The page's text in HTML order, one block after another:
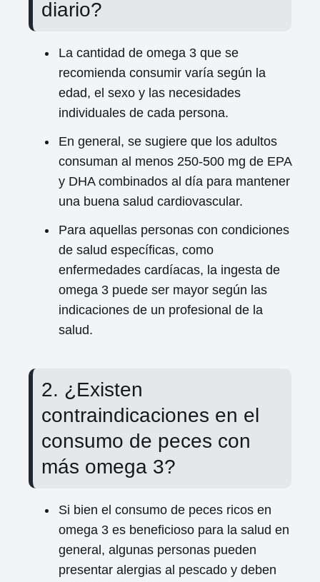
diario?
La cantidad de omega 3 que se
recomienda consumir varía según la
edad, el sexo y las necesidades
individuales de cada persona.
En general, se sugiere que los adultos
consuman al menos 250-500 mg de EPA
y DHA combinados al día para mantener
una buena salud cardiovascular.
Para aquellas personas con condiciones
de salud específicas, como
enfermedades cardíacas, la ingesta de
omega 3 puede ser mayor según las
indicaciones de un profesional de la
salud.
2. ¿Existen
contraindicaciones en el
consumo de peces con
más omega 3?
Si bien el consumo de peces ricos en
omega 3 es beneficioso para la salud en
general, algunas personas pueden
presentar alergias al pescado y deben